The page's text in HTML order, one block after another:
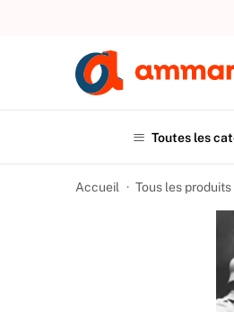
Toutes les
Accueil Tous les produits